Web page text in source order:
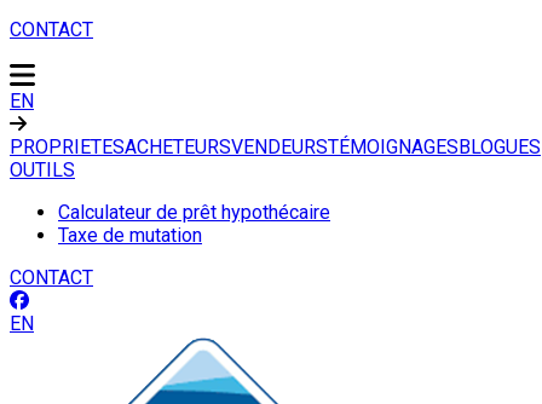
CONTACT
EN
PROPRIETESACHETEURSVENDEURSTÉMOIGNAGESBLOGUES
OUTILS
Calculateur de prêt hypothécaire
Taxe de mutation
CONTACT
EN